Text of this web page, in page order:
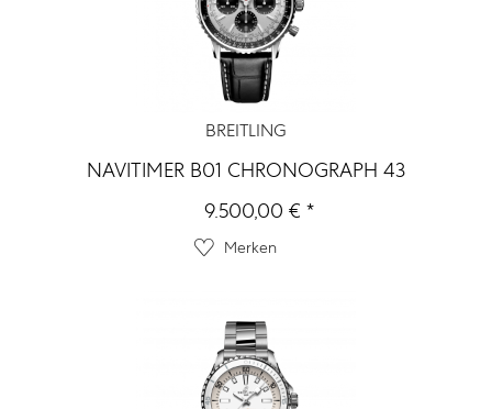
BREITLING
NAVITIMER B01 CHRONOGRAPH 43
9.500,00 € *
Merken